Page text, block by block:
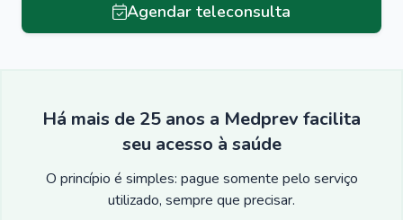
Agendar teleconsulta
Há mais de 25 anos a Medprev facilita
seu acesso à saúde
O princípio é simples: pague somente pelo serviço
utilizado, sempre que precisar.